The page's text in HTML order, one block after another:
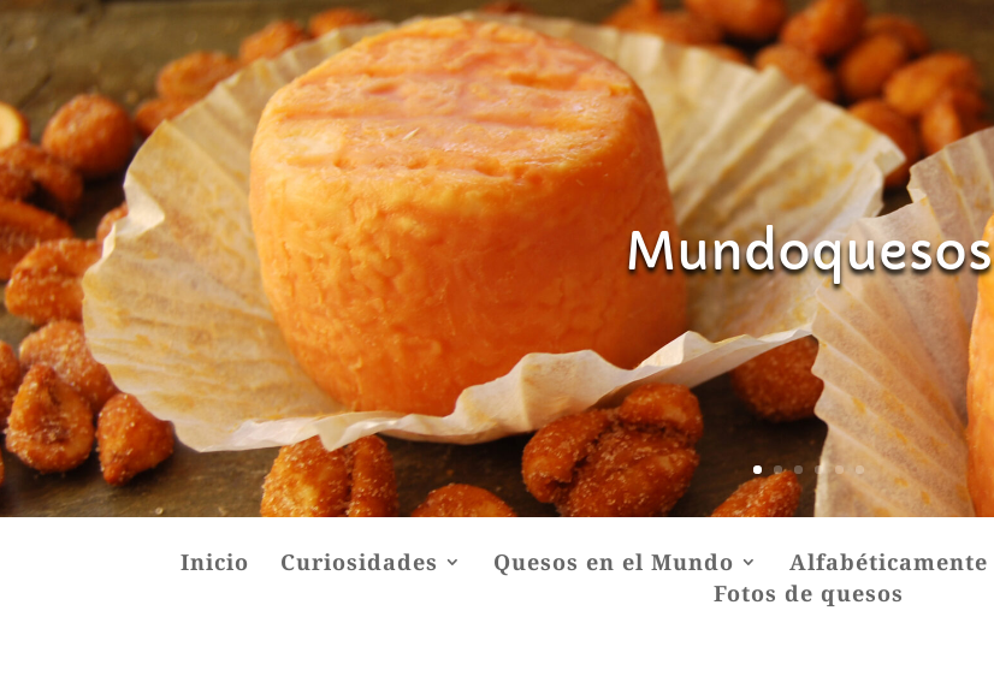
Mundoquesos
Inicio Curiosidades Quesos en el Mundo Alfabéticamente
Fotos de quesos